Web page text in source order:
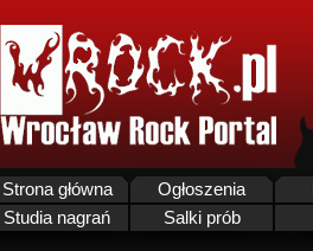
Strona główna Ogłoszenia
Studia nagrań
Salki prób